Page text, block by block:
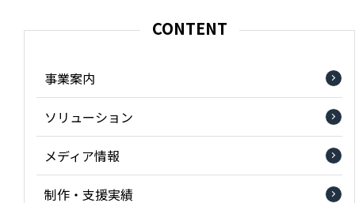
CONTENT
事業案内
ソリューション
メディア情報
制作・支援実績